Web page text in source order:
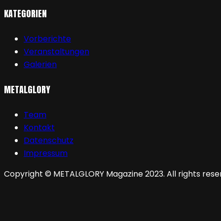
KATEGORIEN
Vorberichte
Veranstaltungen
Galerien
METALGLORY
Team
Kontakt
Datenschutz
Impressum
Copyright © METALGLORY Magazine 2023. All rights